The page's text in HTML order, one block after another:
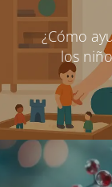
¿Cómo
los